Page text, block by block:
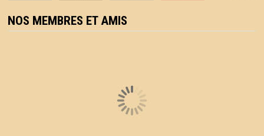
NOS MEMBRES ET AMIS